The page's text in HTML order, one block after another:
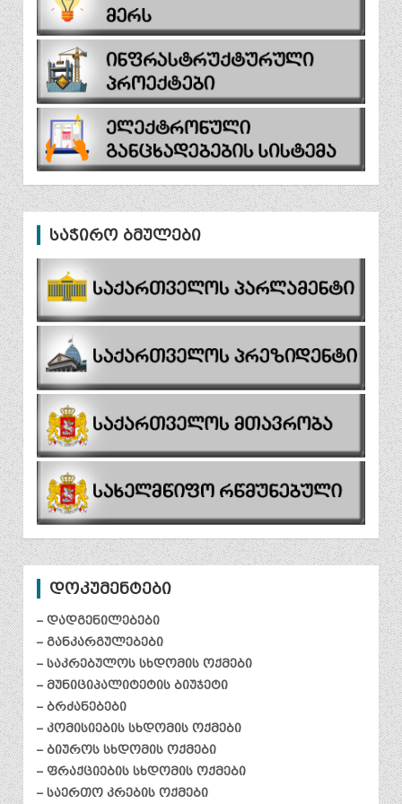
საჭირო ბმულები
დოკუმენტები
– დადგენილებები
– განკარგულებები
– საკრებულოს სხდომის ოქმები
– მუნიციპალიტეტის ბიუჯეტი
– ბრძანებები
– კომისიების სხდომის ოქმები
– ბიუროს სხდომის ოქმები
– ფრაქციების სხდომის ოქმები
– საერთო კრების ოქმები